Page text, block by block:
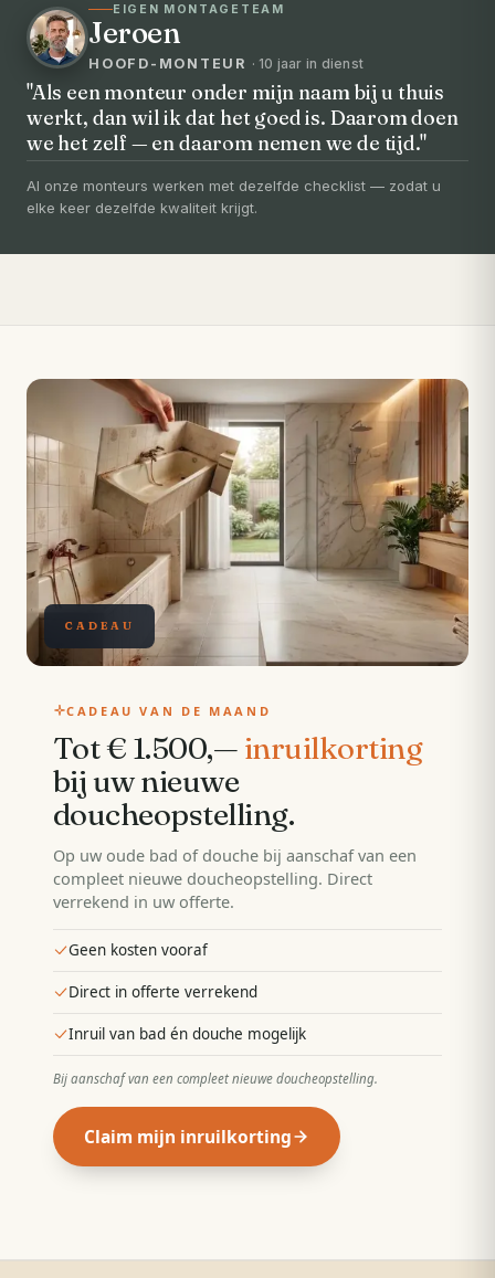
EIGEN MONTAGETEAM
Jeroen
HOOFD-MONTEUR · 10 jaar in dienst
"Als een monteur onder mijn naam bij u thuis
werkt, dan wil ik dat het goed is. Daarom doen
we het zelf — en daarom nemen we de tijd."
Al onze monteurs werken met dezelfde checklist — zodat u
elke keer dezelfde kwaliteit krijgt.
VOORHEEN → NA
Uw badkamer, volledig vernieuwd in
3-5 dagen
levertijd van slechts 4 weken.
CADEAU
CADEAU VAN DE MAAND
Tot € 1.500,— inruilkorting
bij uw nieuwe
doucheopstelling.
Op uw oude bad of douche bij aanschaf van een
compleet nieuwe doucheopstelling. Direct
verrekend in uw offerte.
Geen kosten vooraf
Direct in offerte verrekend
Inruil van bad én douche mogelijk
Bij aanschaf van een compleet nieuwe doucheopstelling.
Claim mijn inruilkorting